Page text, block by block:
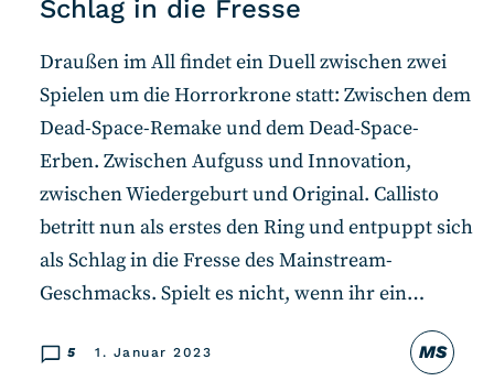
Schlag in die Fresse
MS
5 1. Januar 2023
Draußen im All findet ein Duell zwischen zwei
Spielen um die Horrorkrone statt: Zwischen dem
Dead-Space-Remake und dem Dead-Space-
Erben. Zwischen Aufguss und Innovation,
zwischen Wiedergeburt und Original. Callisto
betritt nun als erstes den Ring und entpuppt sich
als Schlag in die Fresse des Mainstream-
Geschmacks. Spielt es nicht, wenn ihr ein…